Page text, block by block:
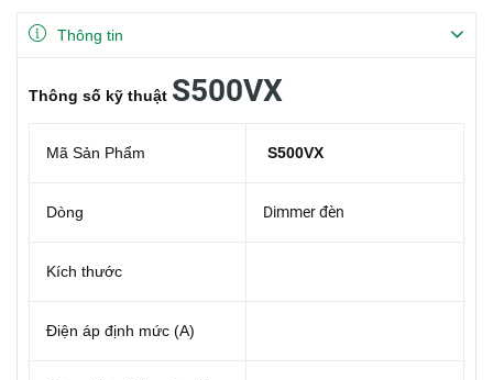
Thông tin
Thông số kỹ thuật S500VX
Mã Sản Phẩm S500VX
Dòng Dimmer đèn
Kích thước
Điện áp định mức (A)